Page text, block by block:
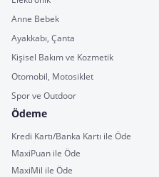
Anne Bebek
Ayakkabı, Çanta
Kişisel Bakım ve Kozmetik
Otomobil, Motosiklet
Spor ve Outdoor
Ödeme
Kredi Kartı/Banka Kartı ile Öde
MaxiPuan ile Öde
MaxiMil ile Öde